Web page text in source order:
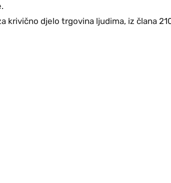
krivično djelo trgovina ljudima, iz člana